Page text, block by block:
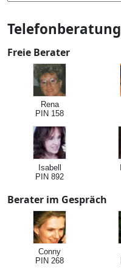
Telefonberatung
Freie Berater
Rena
PIN 158
Isabell
PIN 892
Berater im Gespräch
Conny
PIN 268